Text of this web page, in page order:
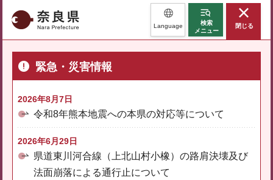
奈良県 Language
検索
メニュー
閉じる
緊急・災害情報
2026年8月7日
令和8年熊本地震への本県の対応等について
2026年6月29日
県道東川河合線（上北山村小橡）の路肩決壊及び
法面崩落による通行止について